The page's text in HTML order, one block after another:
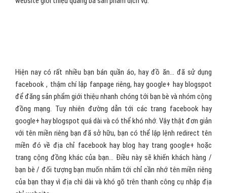
Nếu bạn không đủ chi phí để xây dựng 1 website riêng để giới thiệu
sản phẩm dịch vụ của bạn, thì bạn cũng có thể tận dụng các trang
cộng đồng miễn phí như blogger, hay facebook để làm trang
website giới thiệu quảng bá sản phẩm dịch vụ.